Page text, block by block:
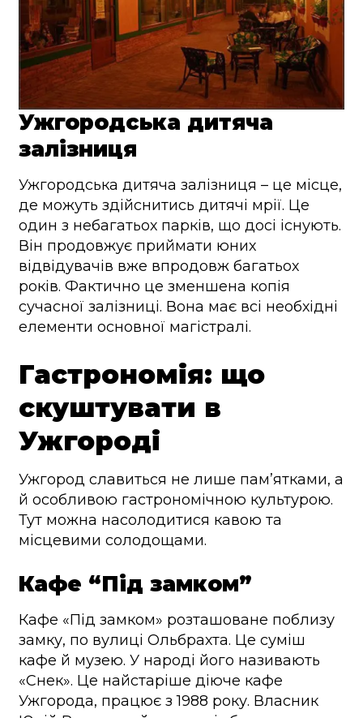
Ужгородська дитяча
залізниця
Ужгородська дитяча залізниця – це місце,
де можуть здійснитись дитячі мрії. Це
один з небагатьох парків, що досі існують.
Він продовжує приймати юних
відвідувачів вже впродовж багатьох
років. Фактично це зменшена копія
сучасної залізниці. Вона має всі необхідні
елементи основної магістралі.
Гастрономія: що
скуштувати в
Ужгороді
Ужгород славиться не лише пам’ятками, а
й особливою гастрономічною культурою.
Тут можна насолодитися кавою та
місцевими солодощами.
Кафе “Під замком”
Кафе «Під замком» розташоване поблизу
замку, по вулиці Ольбрахта. Це суміш
кафе й музею. У народі його називають
«Снек». Це найстаріше діюче кафе
Ужгорода, працює з 1988 року. Власник